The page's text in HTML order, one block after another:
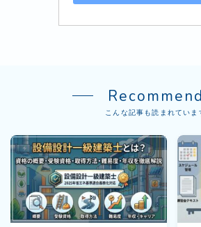
Recommend
こんな記事も読まれていま